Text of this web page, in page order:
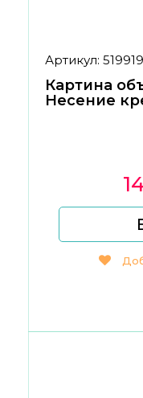
Артикул:
Картина
Несение